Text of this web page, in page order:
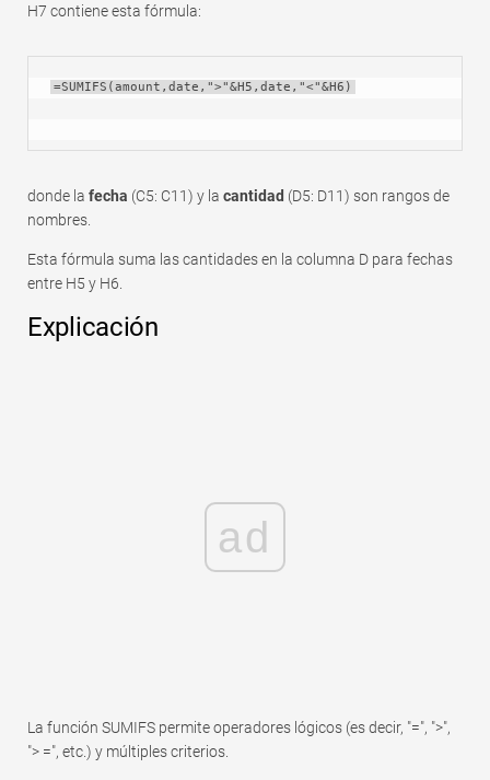
H7 contiene esta fórmula:
=SUMIFS(amount,date,">"&H5,date,"<"&H6)
donde la fecha (C5: C11) y la cantidad (D5: D11) son rangos de
nombres.
Esta fórmula suma las cantidades en la columna D para fechas
entre H5 y H6.
Explicación
ad
La función SUMIFS permite operadores lógicos (es decir, "=", ">",
"> =", etc.) y múltiples criterios.